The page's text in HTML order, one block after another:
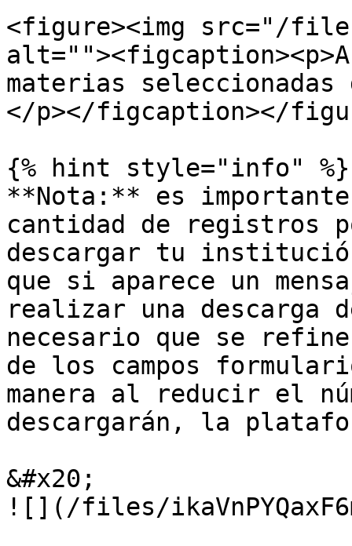
<figure><img src="/files/
materias
</p></figcaption></
{% hint style="info" %}
**Nota:** es
cantidad de registros
descargar tu
que si aparece un
realizar una descarga
necesario que se
de los campos
manera al reducir el
descargarán, la
&#x20;
![](/files/